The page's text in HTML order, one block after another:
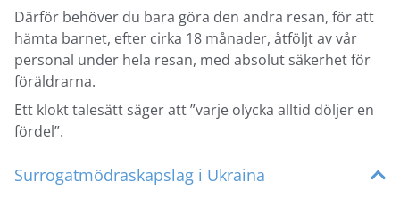
Därför behöver du bara göra den andra resan, för att
hämta barnet, efter cirka 18 månader, åtföljt av vår
personal under hela resan, med absolut säkerhet för
föräldrarna.
Ett klokt talesätt säger att ”varje olycka alltid döljer en
fördel”.
Surrogatmödraskapslag i Ukraina